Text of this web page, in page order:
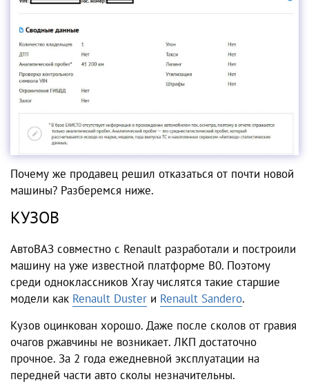
Почему же продавец решил отказаться от почти новой
машины? Разберемся ниже.
КУЗОВ
АвтоВАЗ совместно с Renault разработали и построили
машину на уже известной платформе B0. Поэтому
среди одноклассников Xray числятся такие старшие
модели как Renault Duster и Renault Sandero.
Кузов оцинкован хорошо. Даже после сколов от гравия
очагов ржавчины не возникает. ЛКП достаточно
прочное. За 2 года ежедневной эксплуатации на
передней части авто сколы незначительны.